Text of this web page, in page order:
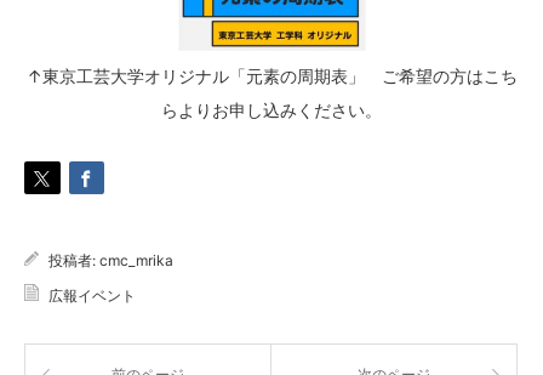
↑東京工芸大学オリジナル「元素の周期表」
ご希望の方はこち
らよりお申し込みください。
投稿者: cmc_mrika
広報イベント